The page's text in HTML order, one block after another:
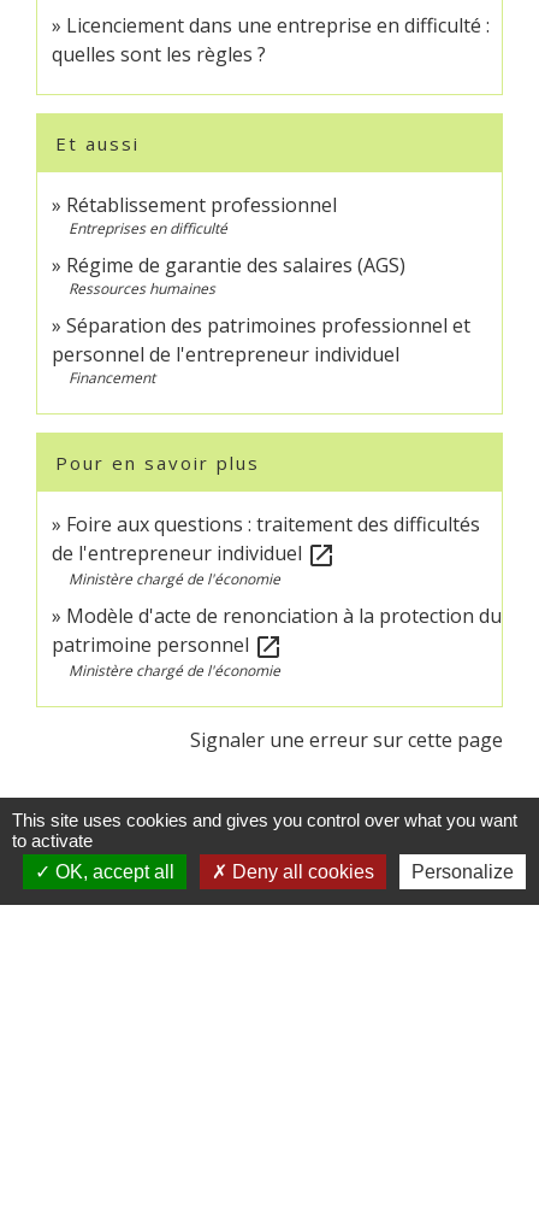
Licenciement dans une entreprise en difficulté :
quelles sont les règles ?
Et aussi
Rétablissement professionnel
Entreprises en difficulté
Régime de garantie des salaires (AGS)
Ressources humaines
Séparation des patrimoines professionnel et
personnel de l'entrepreneur individuel
Financement
Pour en savoir plus
Foire aux questions : traitement des difficultés
de l'entrepreneur individuel open_in_new
Ministère chargé de l'économie
Modèle d'acte de renonciation à la protection du
patrimoine personnel open_in_new
Ministère chargé de l'économie
Signaler une erreur sur cette page
This site uses cookies and gives you control over what you want
to activate
OK, accept all
Deny all cookies Personalize